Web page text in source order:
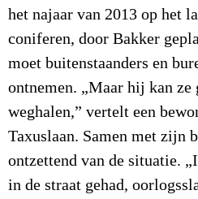
het najaar van 2013 op het
coniferen, door Bakker
moet buitenstaanders en
ontnemen. „Maar hij kan ze
weghalen,” vertelt een
Taxuslaan. Samen met zijn
ontzettend van de situatie.
in de straat gehad,